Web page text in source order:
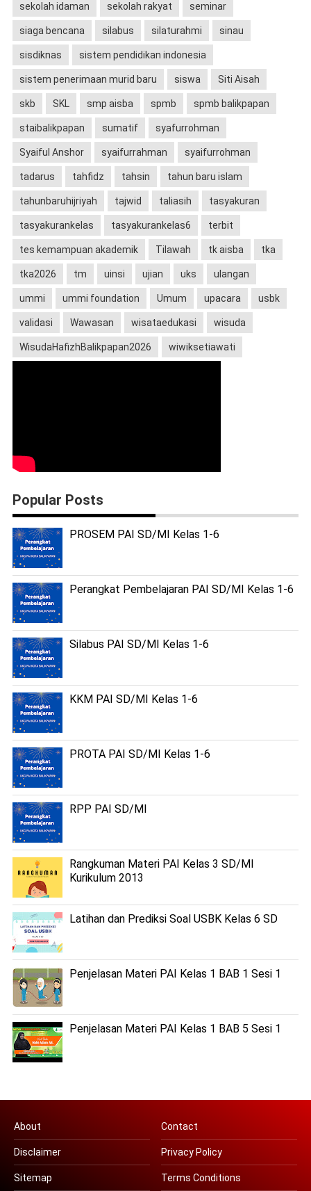
sekolah idaman sekolah rakyat seminar
siaga bencana silabus silaturahmi sinau
sisdiknas sistem pendidikan indonesia
sistem penerimaan murid baru siswa Siti Aisah
skb SKL smp aisba spmb spmb balikpapan
staibalikpapan sumatif syafurrohman
Syaiful Anshor syaifurrahman syaifurrohman
tadarus tahfidz tahsin tahun baru islam
tahunbaruhijriyah tajwid taliasih tasyakuran
tasyakurankelas tasyakurankelas6 terbit
tes kemampuan akademik Tilawah tk aisba tka
tka2026 tm uinsi ujian uks ulangan
ummi ummi foundation Umum upacara usbk
validasi Wawasan wisataedukasi wisuda
WisudaHafizhBalikpapan2026 wiwiksetiawati
Popular Posts
PROSEM PAI SD/MI Kelas 1-6
Perangkat Pembelajaran PAI SD/MI Kelas 1-6
Silabus PAI SD/MI Kelas 1-6
KKM PAI SD/MI Kelas 1-6
PROTA PAI SD/MI Kelas 1-6
RPP PAI SD/MI
Rangkuman Materi PAI Kelas 3 SD/MI
Kurikulum 2013
Latihan dan Prediksi Soal USBK Kelas 6 SD
Penjelasan Materi PAI Kelas 1 BAB 1 Sesi 1
Penjelasan Materi PAI Kelas 1 BAB 5 Sesi 1
About Contact
Disclaimer Privacy Policy
Sitemap Terms Conditions